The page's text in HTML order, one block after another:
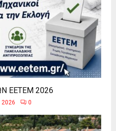
ΕΕΤΕΜ 2026
2026 0